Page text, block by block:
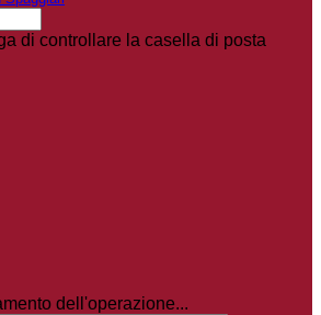
di controllare la casella di posta
dell'operazione...